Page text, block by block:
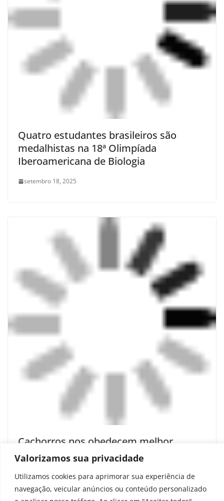
Valorizamos sua privacidade
Utilizamos cookies para aprimorar sua experiência de
navegação, veicular anúncios ou conteúdo personalizado
Quatro estudantes brasileiros são
medalhistas na 18ª Olimpíada
Iberoamericana de Biologia
setembro 18, 2025
Cachorros nos obedecem melhor
quando estamos felizes do que quando
julho 12, 2026